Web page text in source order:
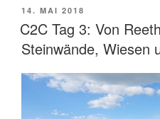
Von
Keld
nach
Reeth:
England’s
greenest
VERÖFFENTLICHT
AM
14. MAI 2018
C2C Tag 3: Von
Steinwände, Wiesen